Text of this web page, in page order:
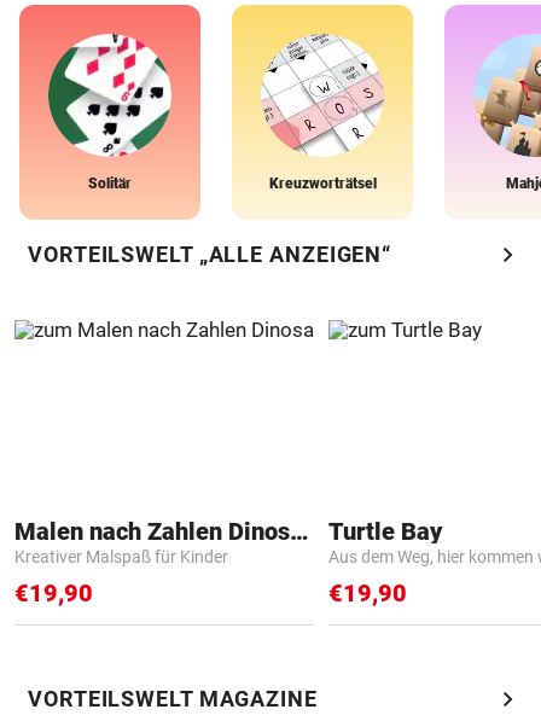
Solitär Kreuzworträtsel
VORTEILSWELT „ALLE ANZEIGEN“ chevron_right
Malen nach Zahlen Dinosaurier
Kreativer Malspaß für Kinder
€19,90
Turtle Bay
Aus dem Weg, hier kommen
€19,90
VORTEILSWELT MAGAZINE chevron_right